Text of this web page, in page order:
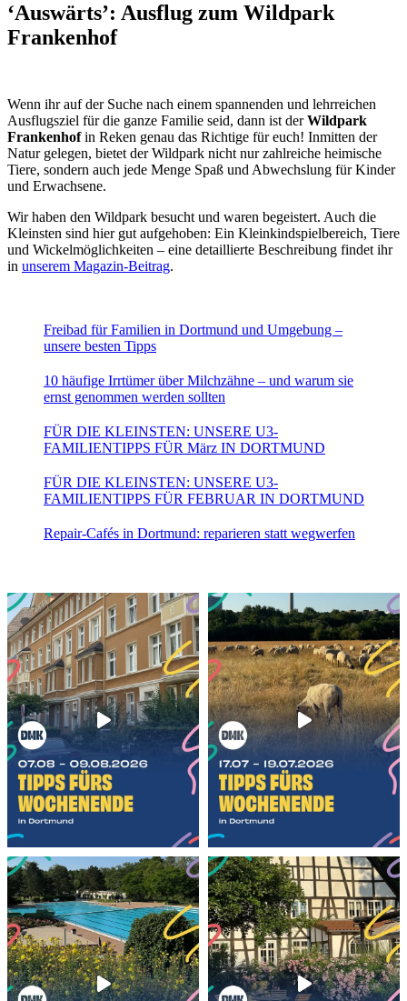
‘Auswärts’: Ausflug zum Wildpark
Frankenhof
Wenn ihr auf der Suche nach einem spannenden und lehrreichen
Ausflugsziel für die ganze Familie seid, dann ist derWildpark
Frankenhofin Reken genau das Richtige für euch! Inmitten der
Natur gelegen, bietet der Wildpark nicht nur zahlreiche heimische
Tiere, sondern auch jede Menge Spaß und Abwechslung für Kinder
und Erwachsene.
Wir haben den Wildpark besucht und waren begeistert. Auch die
Kleinsten sind hier gut aufgehoben: Ein Kleinkindspielbereich, Tiere
und Wickelmöglichkeiten – eine detaillierte Beschreibung findet ihr
in unserem Magazin-Beitrag.
Freibad für Familien in Dortmund und Umgebung –
unsere besten Tipps
10 häufige Irrtümer über Milchzähne – und warum sie
ernst genommen werden sollten
FÜR DIE KLEINSTEN: UNSERE U3-
FAMILIENTIPPS FÜR März IN DORTMUND
FÜR DIE KLEINSTEN: UNSERE U3-
FAMILIENTIPPS FÜR FEBRUAR IN DORTMUND
Repair-Cafés in Dortmund: reparieren statt wegwerfen